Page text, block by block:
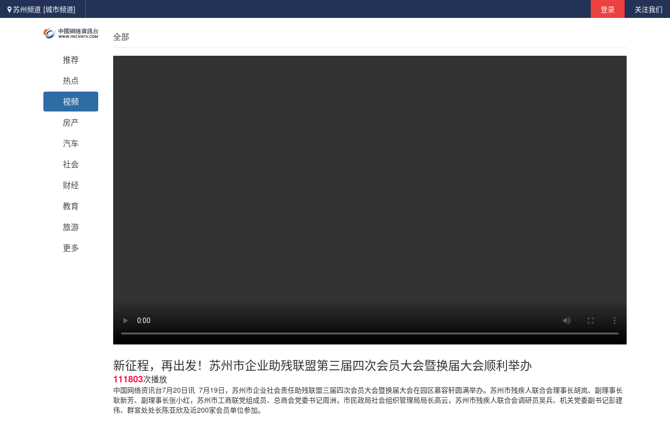
苏州频道 [城市频道] 关注我们
登录
推荐
热点
视频
房产
汽车
社会
财经
教育
旅游
更多
全部
新征程，再出发！苏州市企业助残联盟第三届四次会员大会暨换届大会顺利举办
111803次播放
中国网络资讯台7月20日讯 7月19日，苏州市企业社会责任助残联盟三届四次会员大会暨换届大会在园区慕容轩圆满举办。苏州市残疾人联合会理事长胡岚、副理事长
耿新芳、副理事长张小红，苏州市工商联党组成员、总商会党委书记周洲，市民政局社会组织管理局局长高云，苏州市残疾人联合会调研员吴兵、机关党委副书记彭建
伟、群宣处处长陈亚欣及近200家会员单位参加。